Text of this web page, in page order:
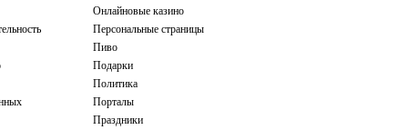
Онлайновые казино
Персональные страницы
Пиво
Подарки
Политика
Порталы
Праздники